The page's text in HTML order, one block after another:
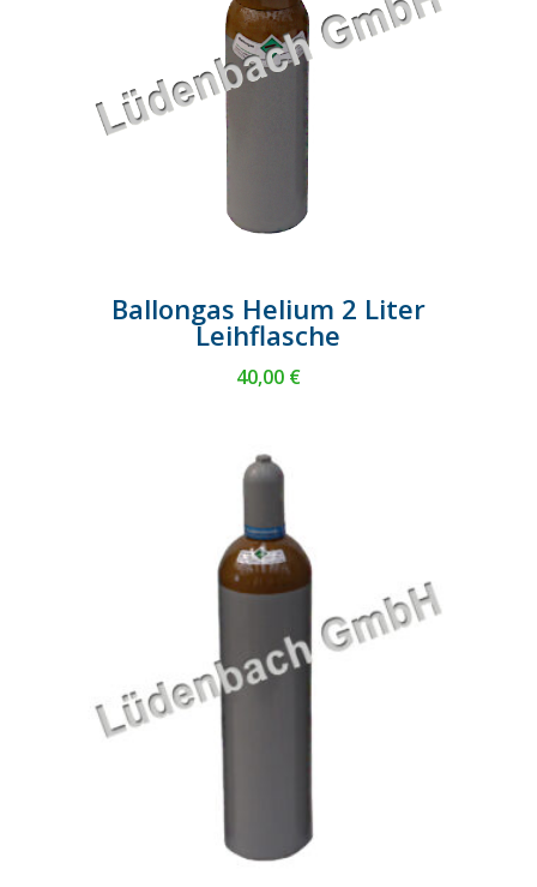
Ballongas Helium 2 Liter
Leihflasche
40,00 €